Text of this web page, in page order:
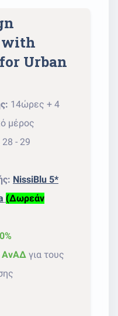
with
Urban
14ώρες + 4
μέρος
28 - 29
NissiBlu 5*
(Δωρεάν
ΑνΑΔ για τους